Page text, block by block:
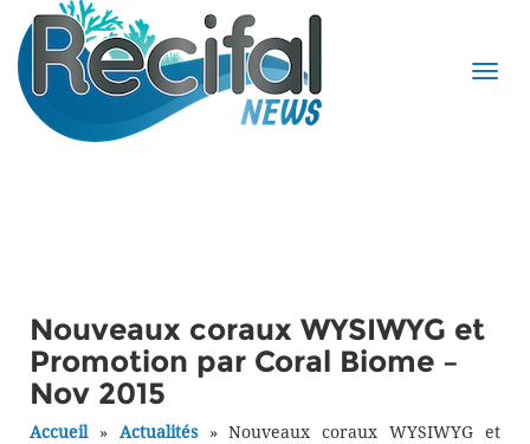
Nouveaux coraux WYSIWYG et
Promotion par Coral Biome –
Nov 2015
Accueil» Actualités»Nouveaux coraux WYSIWYG et